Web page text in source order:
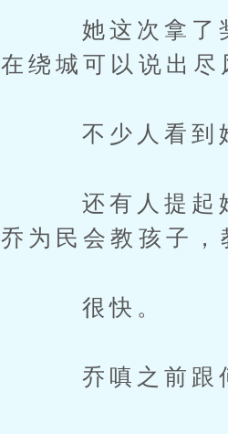
她这次拿了奖
在绕城可以说出尽
不少人看到她
还有人提起她
乔为民会教孩子，
很快。
乔嗔之前跟何